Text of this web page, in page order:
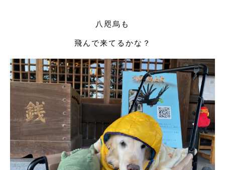
八咫烏も
飛んで来てるかな？